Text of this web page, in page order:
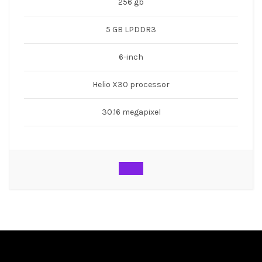
256 gb
5 GB LPDDR3
6-inch
Helio X30 processor
30.16 megapixel